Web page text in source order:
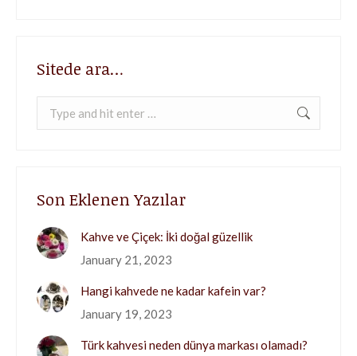
Sitede ara…
Son Eklenen Yazılar
Kahve ve Çiçek: İki doğal güzellik
January 21, 2023
Hangi kahvede ne kadar kafein var?
January 19, 2023
Türk kahvesi neden dünya markası olamadı?